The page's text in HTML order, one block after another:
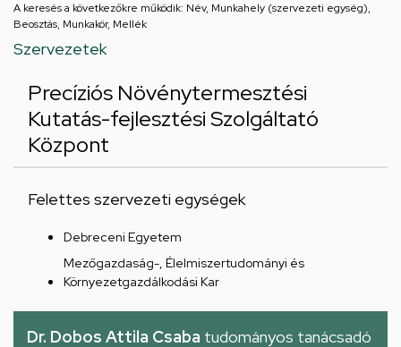
A keresés a következőkre működik: Név, Munkahely (szervezeti egység),
Beosztás, Munkakör, Mellék
Szervezetek
Precíziós Növénytermesztési
Kutatás-fejlesztési Szolgáltató
Központ
Felettes szervezeti egységek
Debreceni Egyetem
Mezőgazdaság-, Élelmiszertudományi és
Környezetgazdálkodási Kar
Dr. Dobos Attila Csaba tudományos tanácsadó